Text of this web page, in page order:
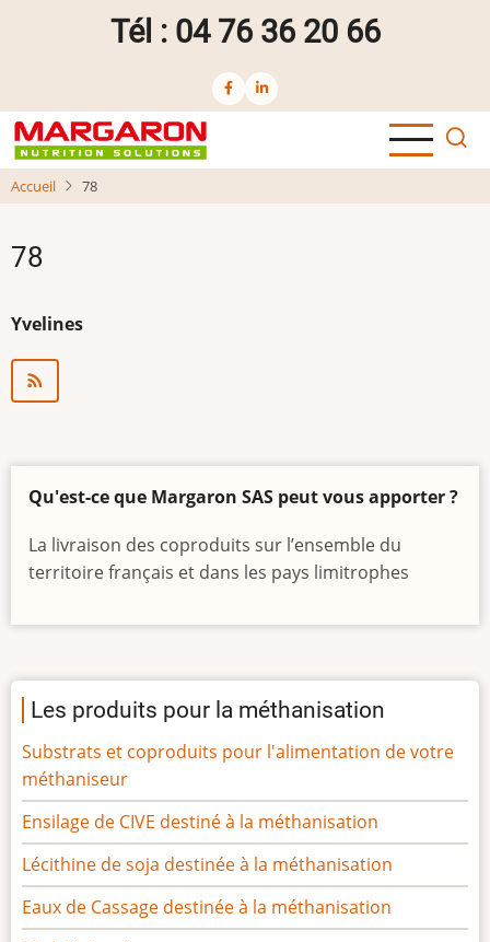
Tél : 04 76 36 20 66
Accueil 78
78
Yvelines
Qu'est-ce que Margaron SAS peut vous apporter ?
La livraison des coproduits sur l’ensemble du
territoire français et dans les pays limitrophes
Les produits pour la méthanisation
Substrats et coproduits pour l'alimentation de votre
méthaniseur
Ensilage de CIVE destiné à la méthanisation
Lécithine de soja destinée à la méthanisation
Eaux de Cassage destinée à la méthanisation